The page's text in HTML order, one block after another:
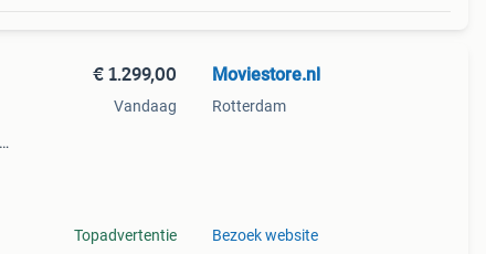
€ 1.299,00
Vandaag
Topadvertentie
Moviestore.nl
Rotterdam
Bezoek website